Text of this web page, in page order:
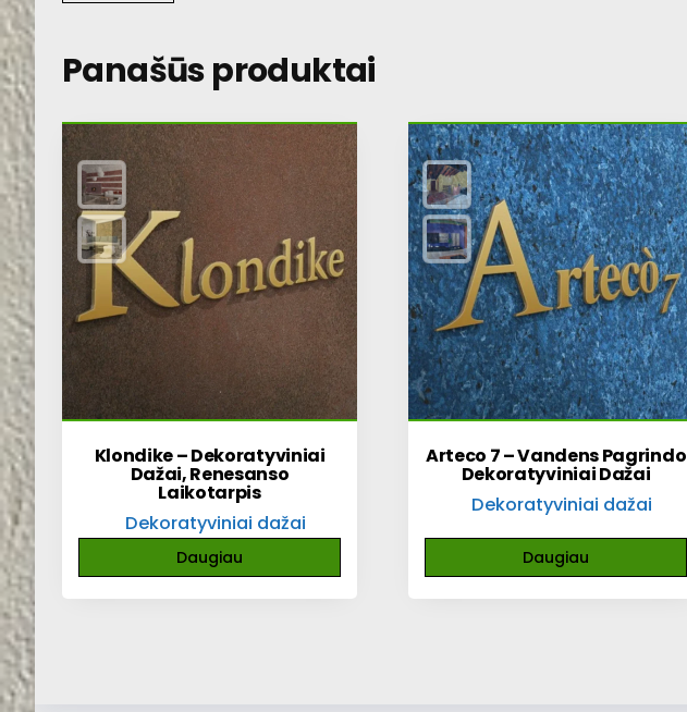
Panašūs produktai
Klondike – Dekoratyviniai
Dažai, Renesanso
Laikotarpis
Dekoratyviniai dažai
Daugiau
Arteco 7 – Vandens Pagrindo
Dekoratyviniai Dažai
Dekoratyviniai dažai
Daugiau